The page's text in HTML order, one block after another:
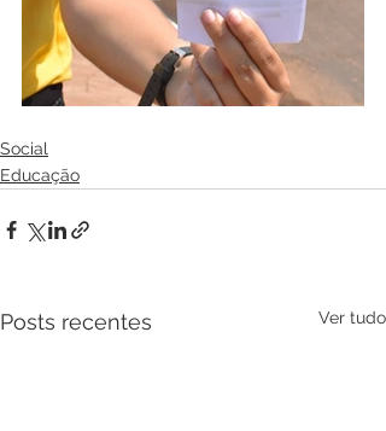
Social
Educação
Posts recentes Ver tudo